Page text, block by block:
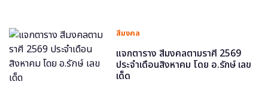
สีมงคล
แจกตาราง สีมงคลตามราศี 2569
ประจำเดือนสิงหาคม โดย อ.รักษ์ เลข
เด็ด